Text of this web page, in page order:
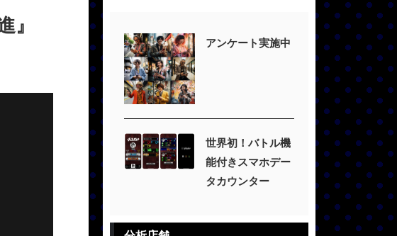
』
アンケート実施中
世界初！バトル機
能付きスマホデー
タカウンター